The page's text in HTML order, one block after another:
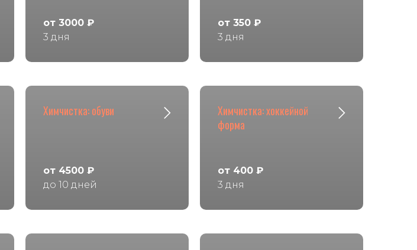
от 3000 ₽
3 дня
от 350 ₽
3 дня
Химчистка: обуви
от 4500 ₽
до 10 дней
Химчистка: хоккейной
форма
от 400 ₽
3 дня